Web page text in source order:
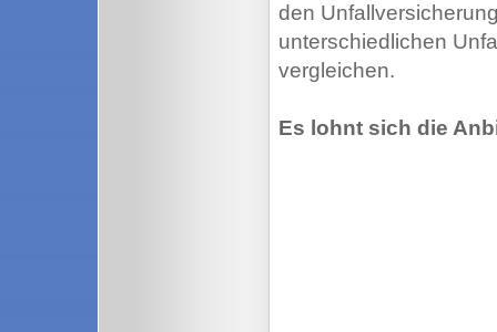
den
unterschiedlichen
vergleichen.
Es lohnt sich die